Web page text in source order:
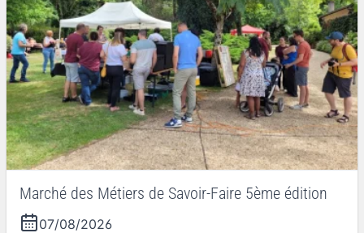
Marché des Métiers de Savoir-Faire 5ème édition
07/08/2026